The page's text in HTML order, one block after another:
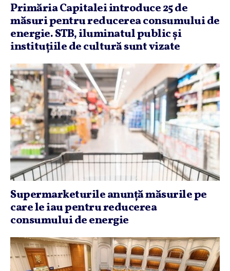
Primăria Capitalei introduce 25 de
măsuri pentru reducerea consumului de
energie. STB, iluminatul public şi
instituţiile de cultură sunt vizate
Supermarketurile anunţă măsurile pe
care le iau pentru reducerea
consumului de energie